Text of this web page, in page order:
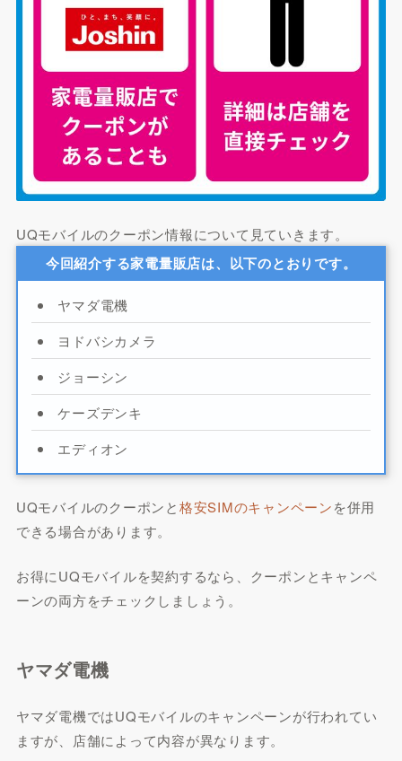
UQモバイルのクーポン情報について見ていきます。
今回紹介する家電量販店は、以下のとおりです。
ヤマダ電機
ヨドバシカメラ
ジョーシン
ケーズデンキ
エディオン
UQモバイルのクーポンと格安SIMのキャンペーンを併用
できる場合があります。
お得にUQモバイルを契約するなら、クーポンとキャンペ
ーンの両方をチェックしましょう。
ヤマダ電機
ヤマダ電機ではUQモバイルのキャンペーンが行われてい
ますが、店舗によって内容が異なります。